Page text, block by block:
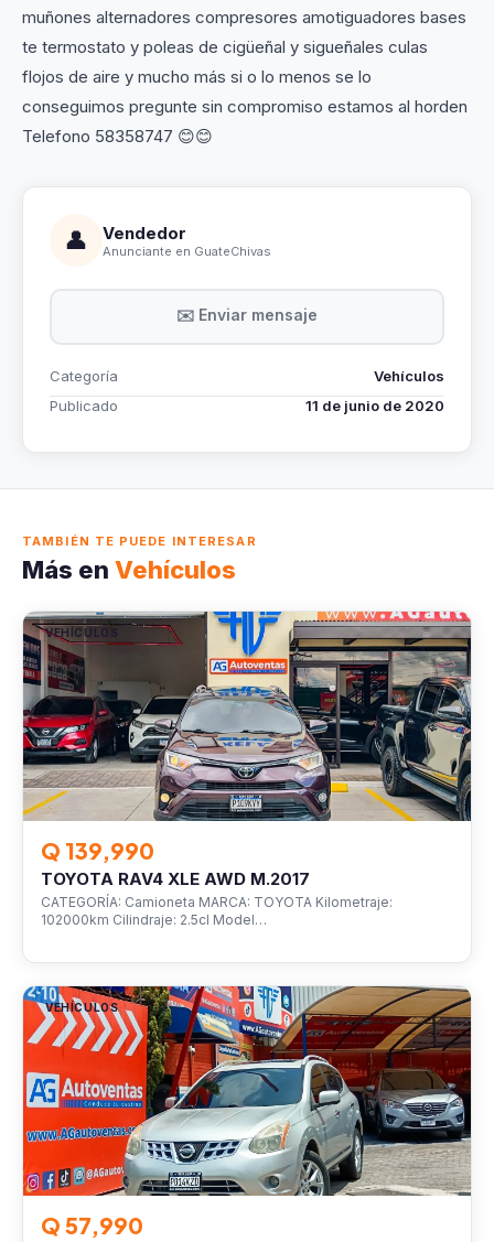
muñones alternadores compresores amotiguadores bases
te termostato y poleas de cigüeñal y sigueñales culas
flojos de aire y mucho más si o lo menos se lo
conseguimos pregunte sin compromiso estamos al horden
Telefono 58358747 😊😊
👤 Vendedor
Anunciante en GuateChivas
✉️ Enviar mensaje
Categoría
Vehículos
Publicado
11 de junio de 2020
TAMBIÉN TE PUEDE INTERESAR
Más en Vehículos
VEHÍCULOS
Q 139,990
TOYOTA RAV4 XLE AWD M.2017
CATEGORÍA: Camioneta MARCA: TOYOTA Kilometraje:
102000km Cilindraje: 2.5cl Model…
VEHÍCULOS
Q 57,990